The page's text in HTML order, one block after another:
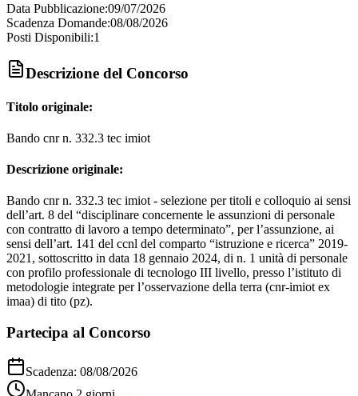
Data Pubblicazione:09/07/2026
Scadenza Domande:08/08/2026
Posti Disponibili:1
Descrizione del Concorso
Titolo originale:
Bando cnr n. 332.3 tec imiot
Descrizione originale:
Bando cnr n. 332.3 tec imiot - selezione per titoli e colloquio ai sensi
dell’art. 8 del “disciplinare concernente le assunzioni di personale
con contratto di lavoro a tempo determinato”, per l’assunzione, ai
sensi dell’art. 141 del ccnl del comparto “istruzione e ricerca” 2019-
2021, sottoscritto in data 18 gennaio 2024, di n. 1 unità di personale
con profilo professionale di tecnologo III livello, presso l’istituto di
metodologie integrate per l’osservazione della terra (cnr-imiot ex
imaa) di tito (pz).
Partecipa al Concorso
Scadenza: 08/08/2026